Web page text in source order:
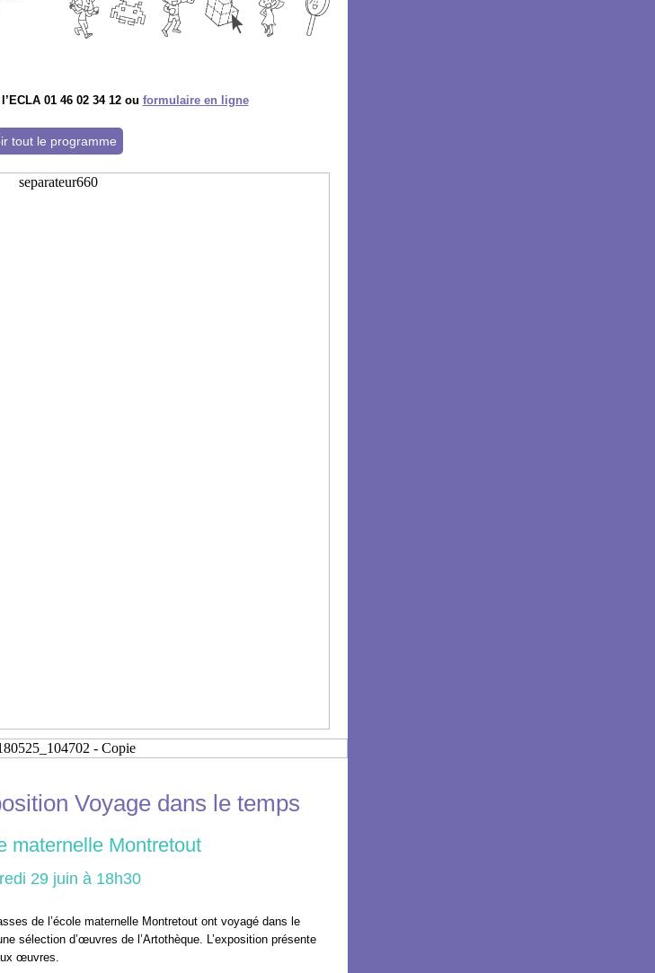
01 46 02 34 12 ou formulaire en ligne
tout le programme
Voyage dans le temps
maternelle Montretout
29 juin à 18h30
de l’école maternelle Montretout ont voyagé dans le
sélection d’œuvres de l’Artothèque. L’exposition présente
œuvres.